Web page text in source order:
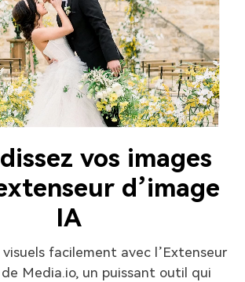
vos images
d’image
IA
facilement avec l’Extenseur
de Media.io, un puissant outil qui